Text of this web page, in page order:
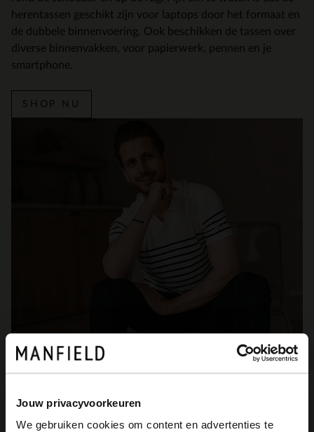
Jouw privacyvoorkeuren
We gebruiken cookies om content en advertenties te
herentassen geschikt zijn voor laptops door het formaat en
de dubbele binnenvoering. Ook beschikken de tassen over
diverse binnenvakken, voor papierwerk, pennen en je
smartphone.
SHOP NU